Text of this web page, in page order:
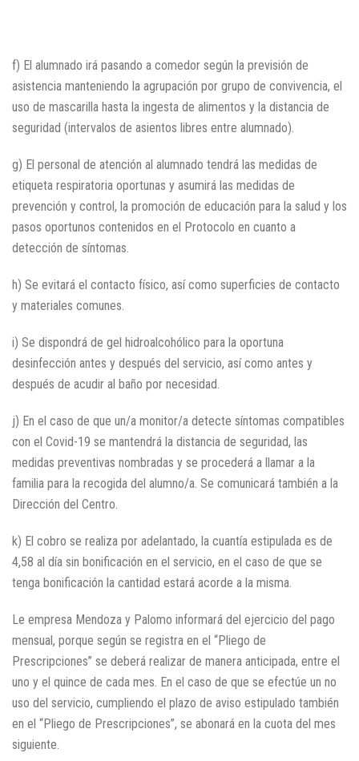
f) El alumnado irá pasando a comedor según la previsión de
asistencia manteniendo la agrupación por grupo de convivencia, el
uso de mascarilla hasta la ingesta de alimentos y la distancia de
seguridad (intervalos de asientos libres entre alumnado).
g) El personal de atención al alumnado tendrá las medidas de
etiqueta respiratoria oportunas y asumirá las medidas de
prevención y control, la promoción de educación para la salud y los
pasos oportunos contenidos en el Protocolo en cuanto a
detección de síntomas.
h) Se evitará el contacto físico, así como superficies de contacto
y materiales comunes.
i) Se dispondrá de gel hidroalcohólico para la oportuna
desinfección antes y después del servicio, así como antes y
después de acudir al baño por necesidad.
j) En el caso de que un/a monitor/a detecte síntomas compatibles
con el Covid-19 se mantendrá la distancia de seguridad, las
medidas preventivas nombradas y se procederá a llamar a la
familia para la recogida del alumno/a. Se comunicará también a la
Dirección del Centro.
k) El cobro se realiza por adelantado, la cuantía estipulada es de
4,58 al día sin bonificación en el servicio, en el caso de que se
tenga bonificación la cantidad estará acorde a la misma.
Le empresa Mendoza y Palomo informará del ejercicio del pago
mensual, porque según se registra en el “Pliego de
Prescripciones” se deberá realizar de manera anticipada, entre el
uno y el quince de cada mes. En el caso de que se efectúe un no
uso del servicio, cumpliendo el plazo de aviso estipulado también
en el “Pliego de Prescripciones”, se abonará en la cuota del mes
siguiente.